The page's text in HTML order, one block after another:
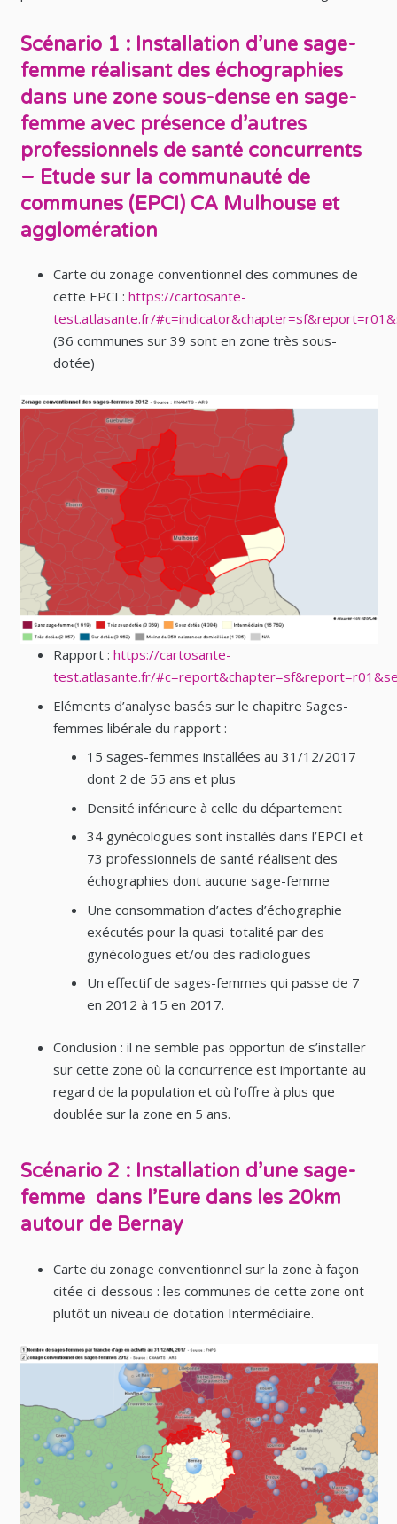
Scénario 1 : Installation d’une sage-
femme réalisant des échographies
dans une zone sous-dense en sage-
femme avec présence d’autres
professionnels de santé concurrents
– Etude sur la communauté de
communes (EPCI) CA Mulhouse et
agglomération
Carte du zonage conventionnel des communes de
cette EPCI : https://cartosante-
test.atlasante.fr/
(36 communes sur 39 sont en zone très sous-
dotée)
Rapport : https://cartosante-
test.atlasante.fr/
Eléments d’analyse basés sur le chapitre Sages-
femmes libérale du rapport :
15 sages-femmes installées au 31/12/2017
dont 2 de 55 ans et plus
Densité inférieure à celle du département
34 gynécologues sont installés dans l’EPCI et
73 professionnels de santé réalisent des
échographies dont aucune sage-femme
Une consommation d’actes d’échographie
exécutés pour la quasi-totalité par des
gynécologues et/ou des radiologues
Un effectif de sages-femmes qui passe de 7
en 2012 à 15 en 2017.
Conclusion : il ne semble pas opportun de s’installer
sur cette zone où la concurrence est importante au
regard de la population et où l’offre à plus que
doublée sur la zone en 5 ans.
Scénario 2 : Installation d’une sage-
femme dans l’Eure dans les 20km
autour de Bernay
Carte du zonage conventionnel sur la zone à façon
citée ci-dessous : les communes de cette zone ont
plutôt un niveau de dotation Intermédiaire.